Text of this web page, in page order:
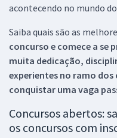
acontecendo no mundo
Saiba quais são as
concurso e comece a se
muita dedicação,
experientes no ramo dos
conquistar uma vaga
Concursos abertos:
os concursos com